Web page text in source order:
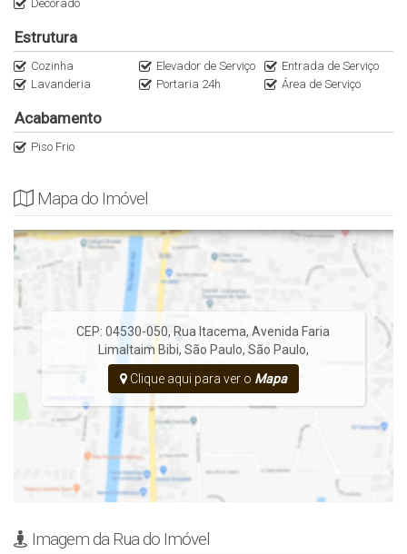
consulte o corretor responsável.
Decorado
Estrutura
Cozinha Elevador de Serviço
Entrada de Serviço
Lavanderia
Portaria 24h Área de Serviço
Acabamento
Piso Frio
Mapa do Imóvel
CEP: 04530-050, Rua Itacema,Avenida Faria
LimaItaim Bibi, São Paulo, São Paulo,
Clique aqui para ver o Mapa
Imagem da Rua do Imóvel